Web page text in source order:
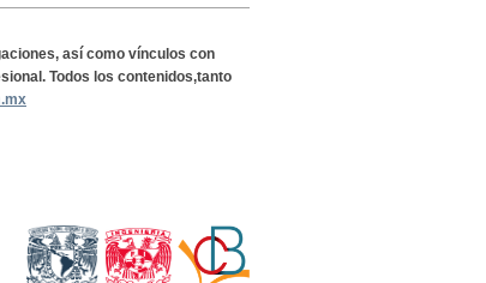
así como vínculos con
Todos los contenidos,tanto